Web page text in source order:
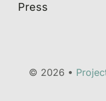
Press
© 2026 •